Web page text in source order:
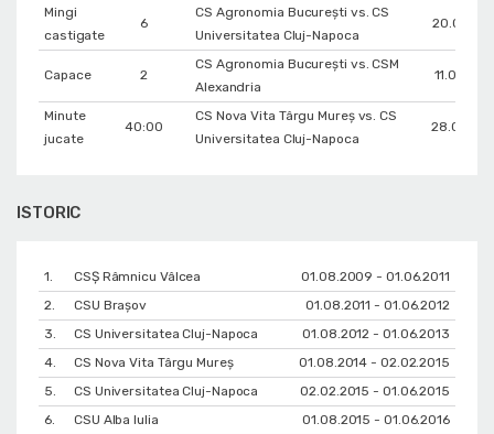
Mingi
castigate
6
CS Agronomia București vs. CS
Universitatea Cluj-Napoca
Capace 2
CS Agronomia București vs. CSM
Alexandria
Minute
jucate
40:00
CS Nova Vita Târgu Mureş vs. CS
Universitatea Cluj-Napoca
ISTORIC
1. CSȘ Râmnicu Vâlcea
01.08.2009 - 01.06.2011
2.
CSU Braşov
01.08.2011 - 01.06.2012
3.
CS Universitatea Cluj-Napoca
01.08.2012 - 01.06.2013
4.
CS Nova Vita Târgu Mureş
01.08.2014 - 02.02.2015
5.
CS Universitatea Cluj-Napoca
02.02.2015 - 01.06.2015
6.
CSU Alba Iulia
01.08.2015 - 01.06.2016